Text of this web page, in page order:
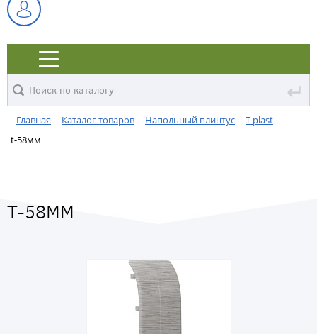
↵
Главная Каталог товаров Напольный плинтус
T-plast
t-58мм
T-58ММ